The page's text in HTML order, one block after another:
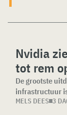
Nvidia
tot rem
De grootste
infrastructuur
MELS DEES 3